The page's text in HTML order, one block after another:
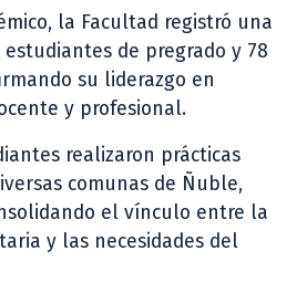
la Facultad registró una
de pregrado y 78
su liderazgo en
y profesional.
realizaron prácticas
comunas de Ñuble,
el vínculo entre la
y las necesidades del